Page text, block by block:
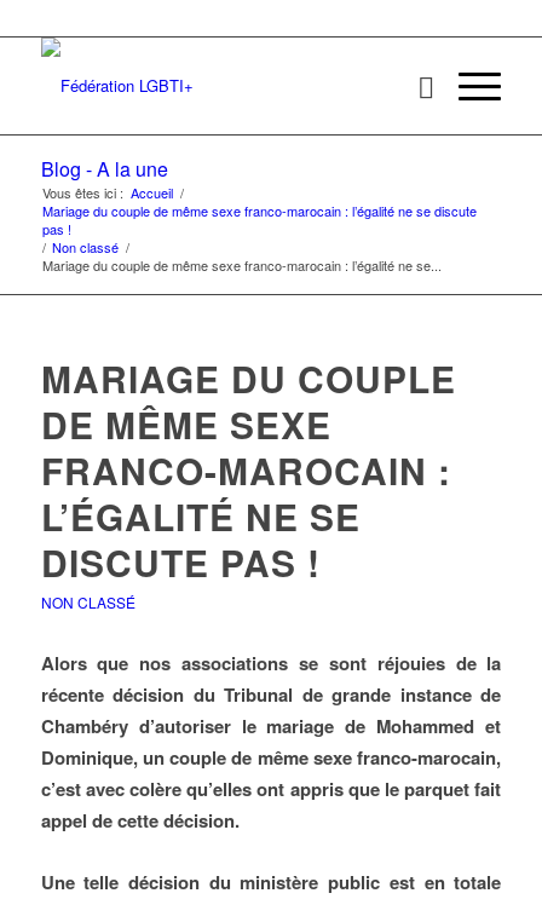
Blog - A la une
Vous êtes ici : Accueil /
Mariage du couple de même sexe franco-marocain : l’égalité ne se discute
pas !
/ Non classé /
Mariage du couple de même sexe franco-marocain : l’égalité ne se...
MARIAGE DU COUPLE
DE MÊME SEXE
FRANCO-MAROCAIN :
L’ÉGALITÉ NE SE
DISCUTE PAS !
NON CLASSÉ
Alors que nos associations se sont réjouies de la
récente décision du Tribunal de grande instance de
Chambéry d’autoriser le mariage de Mohammed et
Dominique, un couple de même sexe franco-marocain,
c’est avec colère qu’elles ont appris que le parquet fait
appel de cette décision.
Une telle décision du ministère public est en totale